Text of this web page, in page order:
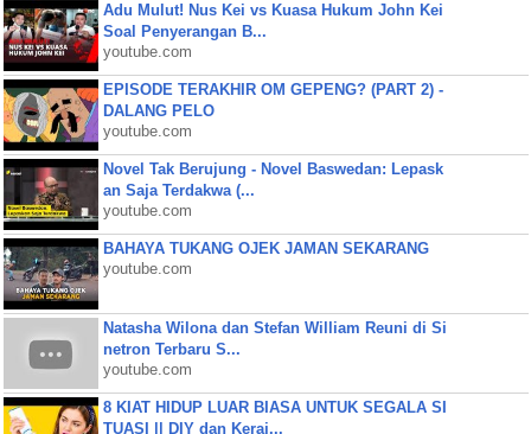
Adu Mulut! Nus Kei vs Kuasa Hukum John Kei
Soal Penyerangan B...
youtube.com
EPISODE TERAKHIR OM GEPENG? (PART 2) -
DALANG PELO
youtube.com
Novel Tak Berujung - Novel Baswedan: Lepask
an Saja Terdakwa (...
youtube.com
BAHAYA TUKANG OJEK JAMAN SEKARANG
youtube.com
Natasha Wilona dan Stefan William Reuni di Si
netron Terbaru S...
youtube.com
8 KIAT HIDUP LUAR BIASA UNTUK SEGALA SI
TUASI || DIY dan Keraj...